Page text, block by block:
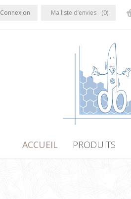
Connexion Ma liste d’envies (0)
ACCUEIL PRODUITS